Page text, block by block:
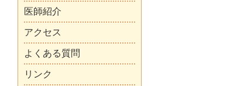
医師紹介
アクセス
よくある質問
リンク